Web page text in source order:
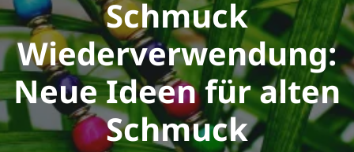
Schmuck
Wiederverwendung:
Neue Ideen für alten
Schmuck